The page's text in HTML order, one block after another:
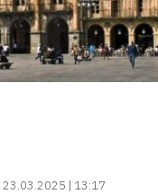
23.03.2025 | 13:17